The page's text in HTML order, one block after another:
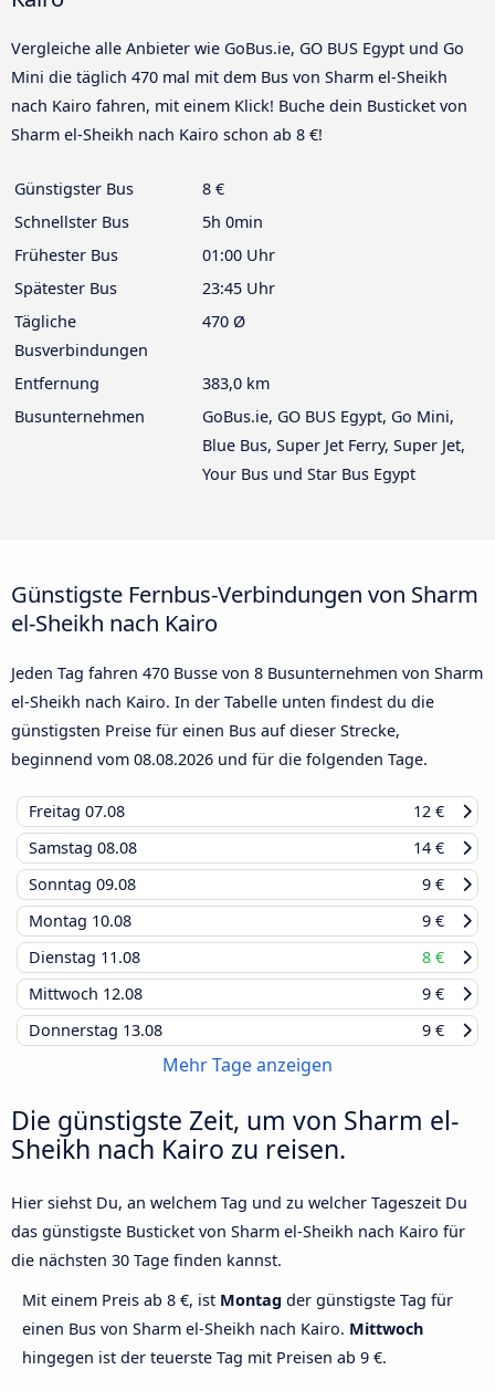
Vergleiche alle Anbieter wie GoBus.ie, GO BUS Egypt und Go
Mini die täglich 470 mal mit dem Bus von Sharm el-Sheikh
nach Kairo fahren, mit einem Klick! Buche dein Busticket von
Sharm el-Sheikh nach Kairo schon ab 8 €!
Günstigster Bus
8 €
Schnellster Bus
5h 0min
Frühester Bus
01:00 Uhr
Spätester Bus
23:45 Uhr
Tägliche
Busverbindungen
470 Ø
Entfernung
383,0 km
Busunternehmen
GoBus.ie, GO BUS Egypt, Go Mini,
Blue Bus, Super Jet Ferry, Super Jet,
Your Bus und Star Bus Egypt
Günstigste Fernbus-Verbindungen von Sharm
el-Sheikh nach Kairo
Jeden Tag fahren 470 Busse von 8 Busunternehmen von Sharm
el-Sheikh nach Kairo. In der Tabelle unten findest du die
günstigsten Preise für einen Bus auf dieser Strecke,
beginnend vom 08.08.2026 und für die folgenden Tage.
Freitag 07.08
12 €
Samstag 08.08
14 €
Sonntag 09.08
9 €
Montag 10.08
9 €
Dienstag 11.08
8 €
Mittwoch 12.08
9 €
Donnerstag 13.08 9 €
Mehr Tage anzeigen
Die günstigste Zeit, um von Sharm el-
Sheikh nach Kairo zu reisen.
Hier siehst Du, an welchem Tag und zu welcher Tageszeit Du
das günstigste Busticket von Sharm el-Sheikh nach Kairo für
die nächsten 30 Tage finden kannst.
Mit einem Preis ab 8 €, ist Montag der günstigste Tag für
einen Bus von Sharm el-Sheikh nach Kairo. Mittwoch
hingegen ist der teuerste Tag mit Preisen ab 9 €.